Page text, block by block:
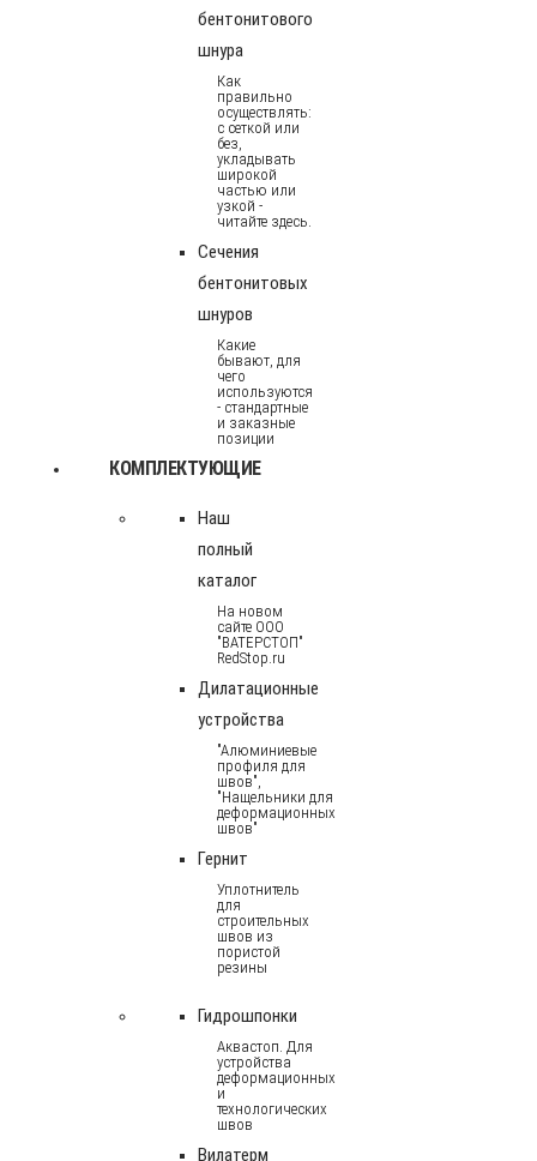
бентонитового
шнура
Как
правильно
осуществлять:
с сеткой или
без,
укладывать
широкой
частью или
узкой -
читайте здесь.
Сечения
бентонитовых
шнуров
Какие
бывают, для
чего
используются
- стандартные
и заказные
позиции
КОМПЛЕКТУЮЩИЕ
Наш
полный
каталог
На новом
сайте ООО
"ВАТЕРСТОП"
RedStop.ru
Дилатационные
устройства
"Алюминиевые
профиля для
швов",
"Нащельники для
деформационных
швов"
Гернит
Уплотнитель
для
строительных
швов из
пористой
резины
Гидрошпонки
Аквастоп. Для
устройства
деформационных
и
технологических
швов
Вилатерм